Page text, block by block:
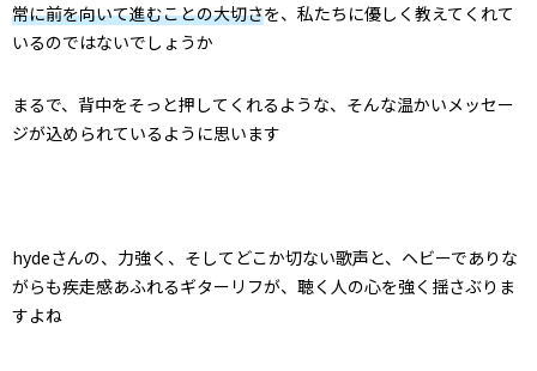
常に前を向いて進むことの大切さを、私たちに優しく教えてくれて
いるのではないでしょうか
まるで、背中をそっと押してくれるような、そんな温かいメッセー
ジが込められているように思います
hydeさんの、力強く、そしてどこか切ない歌声と、ヘビーでありな
がらも疾走感あふれるギターリフが、聴く人の心を強く揺さぶりま
すよね